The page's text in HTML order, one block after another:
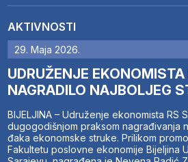
AKTIVNOSTI
29. Maja 2026.
UDRUŽENJE
NAGRADILO NAJBOLJEG
BIJELJINA – Udruženje ekonomista RS
dugogodišnjom praksom nagrađivanja
đaka ekonomske struke. Prilikom
Fakultetu poslovne ekonomije Bijeljina